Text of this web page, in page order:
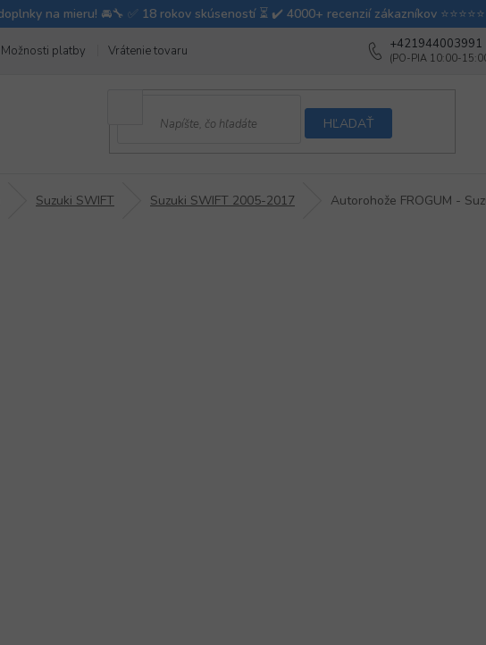
Možnosti platby Vrátenie tovaru Ako balíme v
+421944003991
HĽADAŤ
Suzuki SWIFT Suzuki SWIFT 2005-2017 Autorohože FROGUM -